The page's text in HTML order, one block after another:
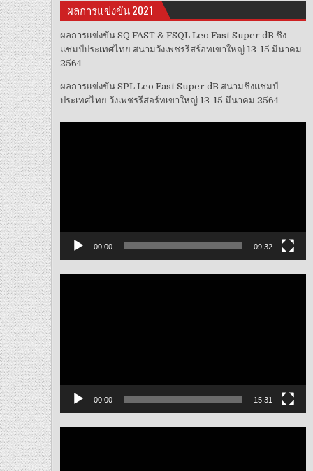
ผลการแข่งขัน 2021
ผลการแข่งขัน SQ FAST & FSQL Leo Fast Super dB ชิง
แชมป์ประเทศไทย สนามวังเพชรรีสร์อทเขาใหญ่ 13-15 มีนาคม
2564
ผลการแข่งขัน SPL Leo Fast Super dB สนามชิงแชมป์
ประเทศไทย วังเพชรรีสอร์ทเขาใหญ่ 13-15 มีนาคม 2564
00:00 09:32
00:00 15:31